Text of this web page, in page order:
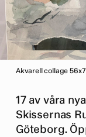
Akvarell collage
17 av våra
Skissernas
Göteborg.